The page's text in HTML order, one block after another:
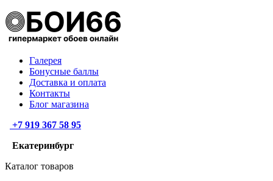
Галерея
Бонусные баллы
Доставка и оплата
Контакты
Блог магазина
+7 919 367 58 95
Екатеринбург
Каталог товаров